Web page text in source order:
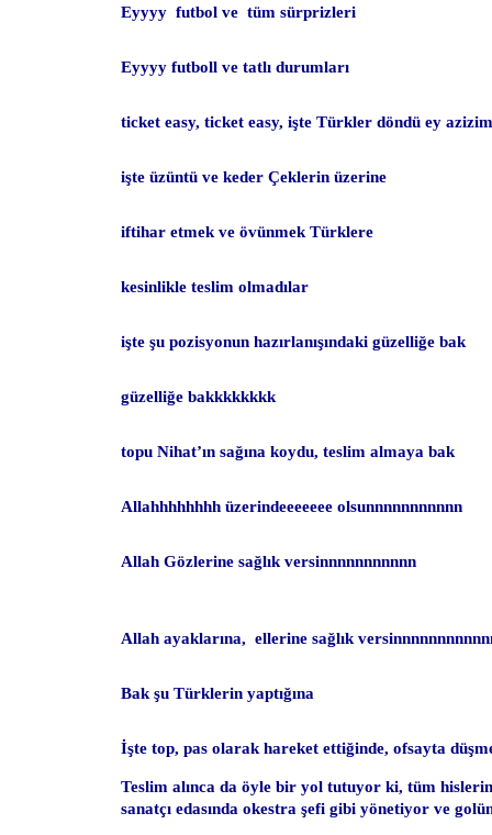
Eyyyy futbol ve tüm sürprizleri
Eyyyy futboll ve tatlı durumları
ticket easy, ticket easy, işte Türkler döndü ey
işte üzüntü ve keder Çeklerin üzerine
iftihar etmek ve övünmek Türklere
kesinlikle teslim olmadılar
işte şu pozisyonun hazırlanışındaki güzelliğe bak
güzelliğe bakkkkkkkk
topu Nihat’ın sağına koydu, teslim almaya bak
Allahhhhhhhh üzerindeeeeeee olsunnnnnnnnnnn
Allah Gözlerine sağlık versinnnnnnnnnnn
Allah ayaklarına, ellerine sağlık
Bak şu Türklerin yaptığına
İşte top, pas olarak hareket ettiğinde, ofsayta
Teslim alınca da öyle bir yol tutuyor ki, tüm
sanatçı edasında okestra şefi gibi yönetiyor ve